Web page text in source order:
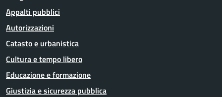
Appalti pubblici
Autorizzazioni
Catasto e urbanistica
Cultura e tempo libero
Educazione e formazione
Giustizia e sicurezza pubblica